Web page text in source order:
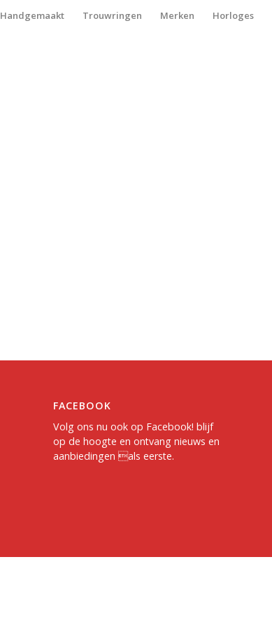
Handgemaakt Trouwringen Merken Horloges
FACEBOOK
Volg ons nu ook op Facebook! blijf
op de hoogte en ontvang nieuws en
aanbiedingen als eerste.